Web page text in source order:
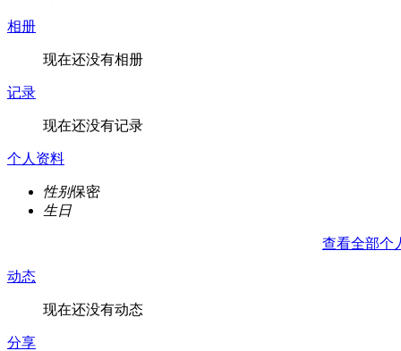
相册
现在还没有相册
记录
现在还没有记录
个人资料
性别保密
生日
查看全部个
动态
现在还没有动态
分享